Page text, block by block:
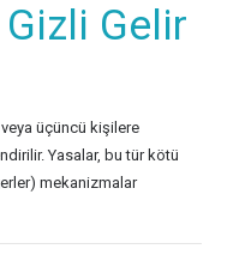
Gelir
üçüncü kişilere
Yasalar, bu tür kötü
mekanizmalar